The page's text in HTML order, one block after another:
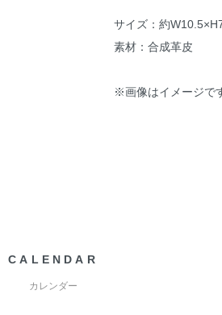
サイズ：約
素材：合成革皮
※画像はイメージで
CALENDAR
カレンダー